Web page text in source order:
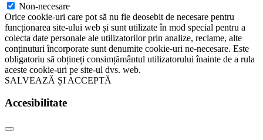
Non-necesare
Orice cookie-uri care pot să nu fie deosebit de necesare pentru
funcționarea site-ului web și sunt utilizate în mod special pentru a
colecta date personale ale utilizatorilor prin analize, reclame, alte
conținuturi încorporate sunt denumite cookie-uri ne-necesare. Este
obligatoriu să obțineți consimțământul utilizatorului înainte de a rula
aceste cookie-uri pe site-ul dvs. web.
SALVEAZĂ ȘI ACCEPTĂ
Accesibilitate